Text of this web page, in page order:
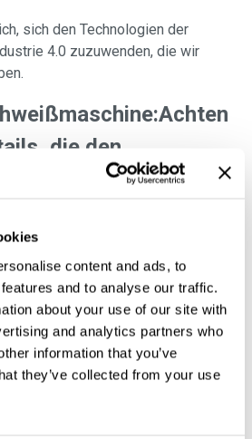
content and ads, to
and to analyse our traffic.
about your use of our site with
and analytics partners who
information that you’ve
they’ve collected from your use
sich den Technologien der
4.0 zuzuwenden, die wir
Achten
die den